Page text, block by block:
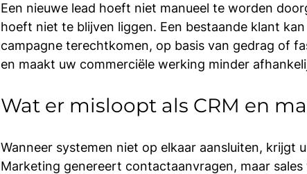
Een nieuwe lead hoeft niet manueel te worden
hoeft niet te blijven liggen. Een bestaande klant
campagne terechtkomen, op basis van gedrag of
en maakt uw commerciële werking minder
Wat er misloopt als CRM en
Wanneer systemen niet op elkaar aansluiten, krijgt
Marketing genereert contactaanvragen, maar